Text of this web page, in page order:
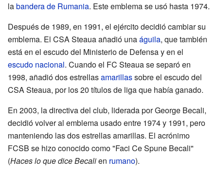
labandera de Rumania. Este emblema se usó hasta 1974.
Después de 1989, en 1991, el ejército decidió cambiar su
emblema. El CSA Steaua añadió unaáguila, que también
está en el escudo del Ministerio de Defensa y en el
escudo nacional. Cuando el FC Steaua se separó en
1998, añadió dos estrellasamarillassobre el escudo del
CSA Steaua, por los 20 títulos de liga que había ganado.
En 2003, la directiva del club, liderada por George Becali,
decidió volver al emblema usado entre 1974 y 1991, pero
manteniendo las dos estrellas amarillas. El acrónimo
FCSB se hizo conocido como "Faci Ce Spune Becali"
(Haces lo que dice Becalien rumano).